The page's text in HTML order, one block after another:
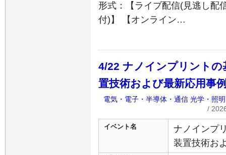
形式：【ライブ配信(見逃し配
付)】 【オンライン…
4/22 ナノインプリント
置技術および最新応用事
電気・電子・半導体・通信 光学・照
/
イベント名
ナノインプ
装置技術お